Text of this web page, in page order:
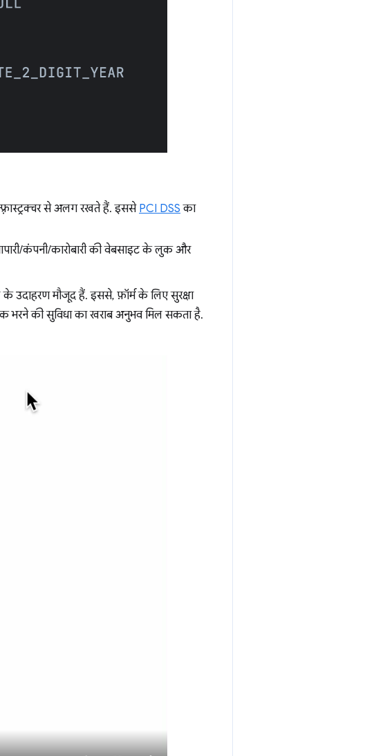
से अलग रखते हैं. इससे PCI DSS का
कंपनी/कारोबारी की वेबसाइट के लुक और
उदाहरण मौजूद हैं. इससे, फ़ॉर्म के लिए सुरक्षा
भरने की सुविधा का खराब अनुभव मिल सकता है.